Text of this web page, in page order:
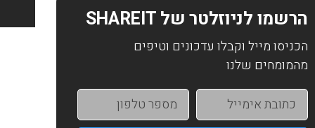
הרשמו לניוזלטר של SHAREIT
הכניסו מייל וקבלו עדכונים וטיפים
מהמומחים שלנו